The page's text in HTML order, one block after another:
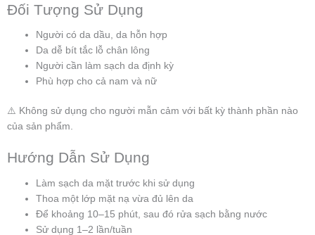
Đối Tượng Sử Dụng
Người có da dầu, da hỗn hợp
Da dễ bít tắc lỗ chân lông
Người cần làm sạch da định kỳ
Phù hợp cho cả nam và nữ
⚠️ Không sử dụng cho người mẫn cảm với bất kỳ thành phần nào
của sản phẩm.
Hướng Dẫn Sử Dụng
Làm sạch da mặt trước khi sử dụng
Thoa một lớp mặt nạ vừa đủ lên da
Để khoảng 10–15 phút, sau đó rửa sạch bằng nước
Sử dụng 1–2 lần/tuần